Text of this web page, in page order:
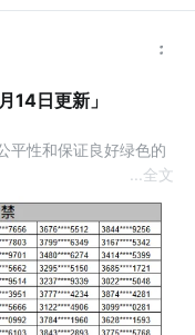
14日更新」
平性和保证良好绿色的
和处理。针对使用外
核实，将根据违规情况
认存在违规行为的玩
戏的使用条款，使用非
全文